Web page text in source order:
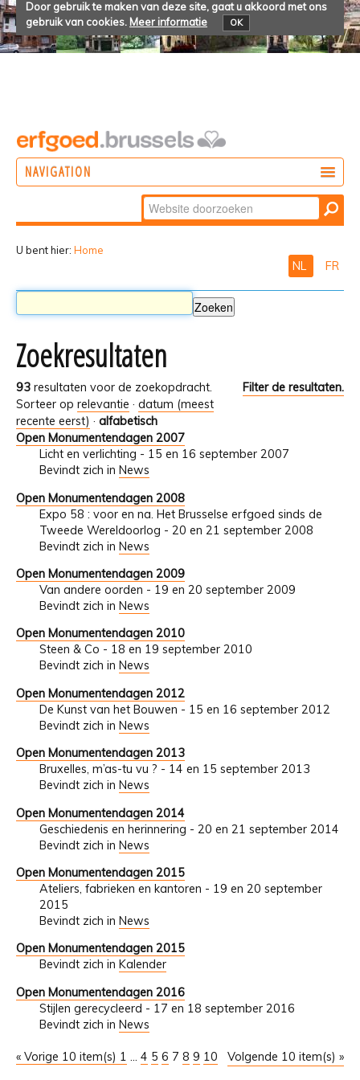
Door gebruik te maken van deze site, gaat u akkoord met ons
gebruik van cookies. Meer informatie OK
NAVIGATION
Zoek
Geavanceerd
U bent hier: Home
NL FR
Zoekresultaten
93 resultaten voor de zoekopdracht.
Filter de resultaten.
Sorteer op relevantie · datum (meest
recente eerst) · alfabetisch
Open Monumentendagen 2007
Licht en verlichting - 15 en 16 september 2007
Bevindt zich in News
Open Monumentendagen 2008
Expo 58 : voor en na. Het Brusselse erfgoed sinds de
Tweede Wereldoorlog - 20 en 21 september 2008
Bevindt zich in News
Open Monumentendagen 2009
Van andere oorden - 19 en 20 september 2009
Bevindt zich in News
Open Monumentendagen 2010
Steen & Co - 18 en 19 september 2010
Bevindt zich in News
Open Monumentendagen 2012
De Kunst van het Bouwen - 15 en 16 september 2012
Bevindt zich in News
Open Monumentendagen 2013
Bruxelles, m’as-tu vu ? - 14 en 15 september 2013
Bevindt zich in News
Open Monumentendagen 2014
Geschiedenis en herinnering - 20 en 21 september 2014
Bevindt zich in News
Open Monumentendagen 2015
Ateliers, fabrieken en kantoren - 19 en 20 september
2015
Bevindt zich in News
Open Monumentendagen 2015
Bevindt zich in Kalender
Open Monumentendagen 2016
Stijlen gerecycleerd - 17 en 18 september 2016
Bevindt zich in News
« Vorige 10 item(s) Volgende 10 item(s) »
1 ... 4 5 6 7 8 9 10